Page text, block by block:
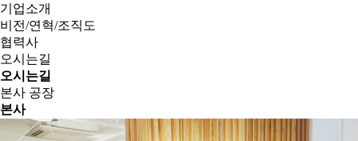
기업소개
비전/연혁/조직도
협력사
오시는길
오시는길
본사 공장
본사